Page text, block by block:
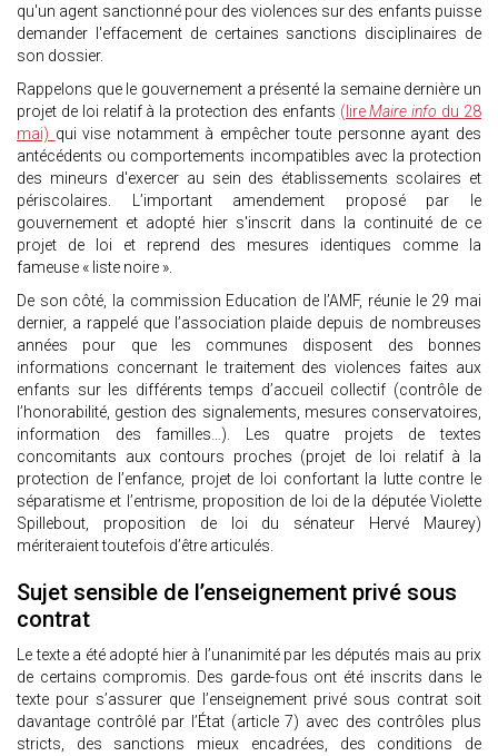
qu'un agent sanctionné pour des violences sur des enfants puisse
demander l'effacement de certaines sanctions disciplinaires de
son dossier.
Rappelons que le gouvernement a présenté la semaine dernière un
projet de loi relatif à la protection des enfants (lireMaire info du 28
mai) qui vise notamment à empêcher toute personne ayant des
antécédents ou comportements incompatibles avec la protection
des mineurs d'exercer au sein des établissements scolaires et
périscolaires. L’important amendement proposé par le
gouvernement et adopté hier s'inscrit dans la continuité de ce
projet de loi et reprend des mesures identiques comme la
fameuse « liste noire ».
De son côté, la commission Education de l’AMF, réunie le 29 mai
dernier, a rappelé que l’association plaide depuis de nombreuses
années pour que les communes disposent des bonnes
informations concernant le traitement des violences faites aux
enfants sur les différents temps d’accueil collectif (contrôle de
l’honorabilité, gestion des signalements, mesures conservatoires,
information des familles…). Les quatre projets de textes
concomitants aux contours proches (projet de loi relatif à la
protection de l’enfance, projet de loi confortant la lutte contre le
séparatisme et l’entrisme, proposition de loi de la députée Violette
Spillebout, proposition de loi du sénateur Hervé Maurey)
mériteraient toutefois d’être articulés.
Sujet sensible de l’enseignement privé sous
contrat
Le texte a été adopté hier à l’unanimité par les députés mais au prix
de certains compromis. Des garde-fous ont été inscrits dans le
texte pour s’assurer que l’enseignement privé sous contrat soit
davantage contrôlé par l’État (article 7) avec des contrôles plus
stricts, des sanctions mieux encadrées, des conditions de